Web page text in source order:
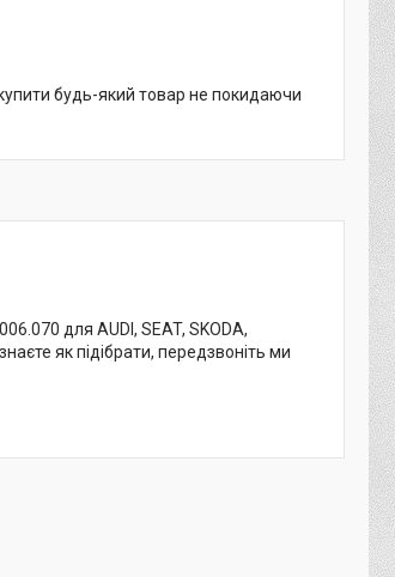
будь-який товар не покидаючи
для AUDI, SEAT, SKODA,
як підібрати, передзвоніть ми